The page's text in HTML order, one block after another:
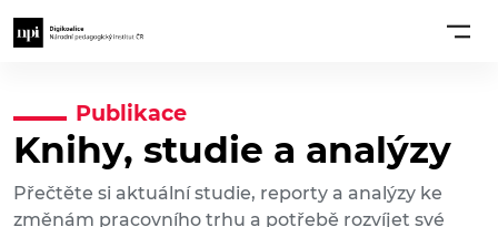
Publikace
Knihy, studie a analýzy
Přečtěte si aktuální studie, reporty a analýzy ke
změnám pracovního trhu a potřebě rozvíjet své